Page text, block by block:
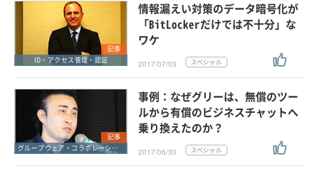
記事
ID・アクセス管理・認証
情報漏えい対策のデータ暗号化が
「BitLockerだけでは不十分」な
ワケ
2017/07/03
記事
グループウェア・コラボレーション
事例：なぜグリーは、無償のツー
ルから有償のビジネスチャットへ
乗り換えたのか？
2017/06/30